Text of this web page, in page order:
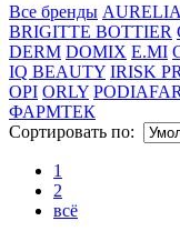
Все бренды AURELIA
BRIGITTE BOTTIER
DERM DOMIX E.MI
IQ BEAUTY IRISK
OPI ORLY
ФАРМТЕК
Сортировать по:
1
2
всё